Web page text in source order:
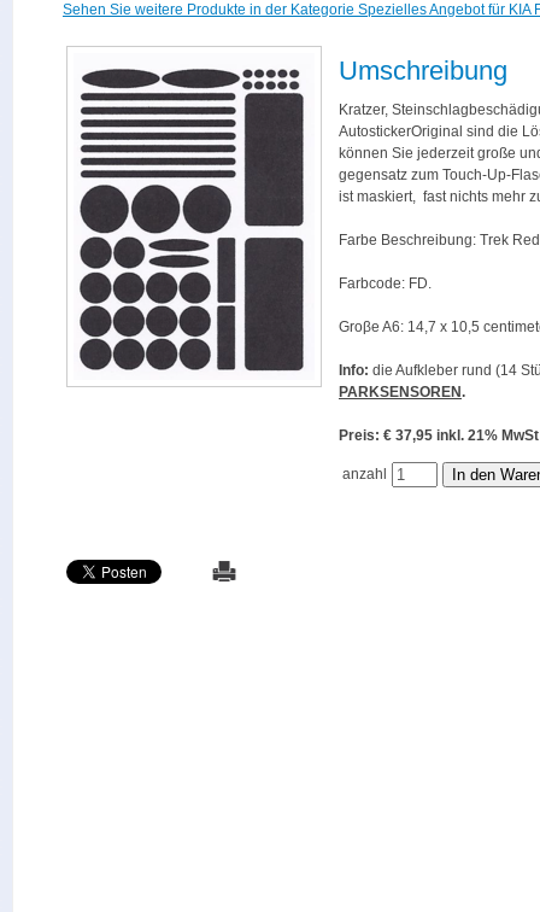
Sehen Sie weitere Produkte in der Kategorie Spezielles Angebot für KIA
Umschreibung
Kratzer,
AutostickerOriginal sind die
können Sie jederzeit große
gegensatz zum Touch-Up-
ist maskiert, fast nichts mehr
Farbe Beschreibung: Trek
Farbcode: FD.
Groβe A6: 14,7 x 10,5
Info: die Aufkleber rund (14
PARKSENSOREN.
Preis: € 37,95 inkl. 21%
anzahl